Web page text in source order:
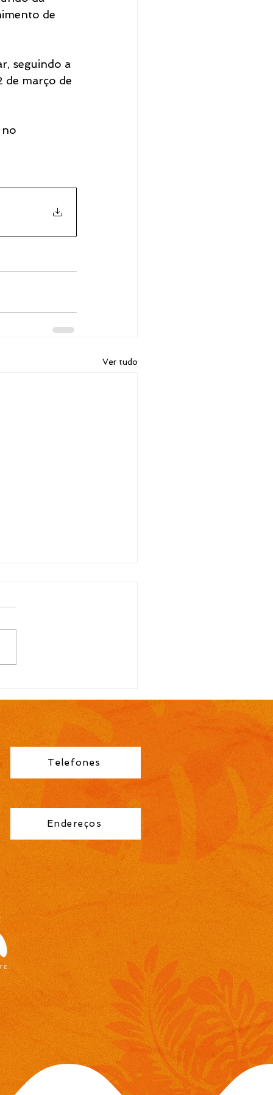
de
seguindo a
de março de
no
Ver tudo
de Professor
Fundamental 1ª a
é publicada pela
de Cidreira
Telefones
Endereços